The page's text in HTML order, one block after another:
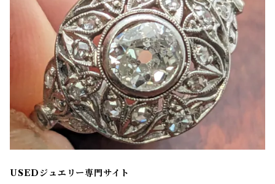
USEDジュエリー専門サイト